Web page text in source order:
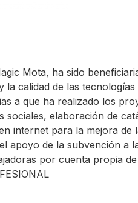
Mota, ha sido
la calidad de las
a que ha realizado los
sociales, elaboración de
internet para la mejora de
apoyo de la subvención a
por cuenta propia